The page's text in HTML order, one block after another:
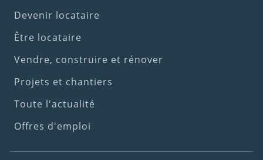
Footer
(1st
menu)
Devenir locataire
Être locataire
Vendre, construire et rénover
Projets et chantiers
Toute l'actualité
Offres d'emploi